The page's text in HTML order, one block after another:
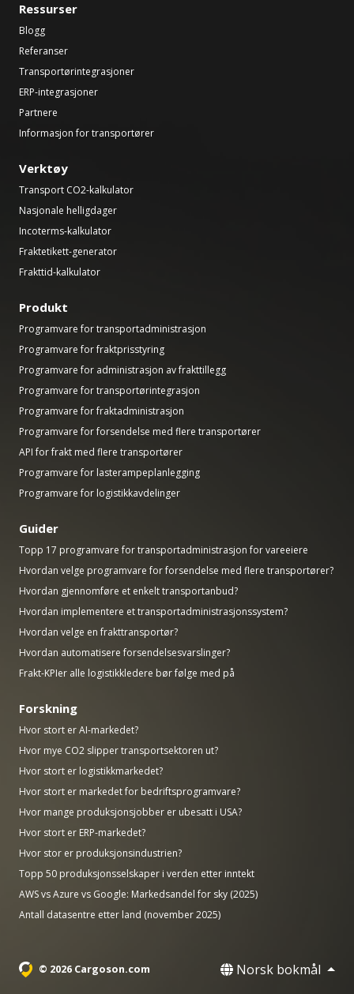
Ressurser
Blogg
Referanser
Transportørintegrasjoner
ERP-integrasjoner
Partnere
Informasjon for transportører
Verktøy
Transport CO2-kalkulator
Nasjonale helligdager
Incoterms-kalkulator
Fraktetikett-generator
Frakttid-kalkulator
Produkt
Programvare for transportadministrasjon
Programvare for fraktprisstyring
Programvare for administrasjon av frakttillegg
Programvare for transportørintegrasjon
Programvare for fraktadministrasjon
Programvare for forsendelse med flere transportører
API for frakt med flere transportører
Programvare for lasterampeplanlegging
Programvare for logistikkavdelinger
Guider
Topp 17 programvare for transportadministrasjon for vareeiere
Hvordan velge programvare for forsendelse med flere transportører?
Hvordan gjennomføre et enkelt transportanbud?
Hvordan implementere et transportadministrasjonssystem?
Hvordan velge en frakttransportør?
Hvordan automatisere forsendelsesvarslinger?
Frakt-KPIer alle logistikkledere bør følge med på
Forskning
Hvor stort er AI-markedet?
Hvor mye CO2 slipper transportsektoren ut?
Hvor stort er logistikkmarkedet?
Hvor stort er markedet for bedriftsprogramvare?
Hvor mange produksjonsjobber er ubesatt i USA?
Hvor stort er ERP-markedet?
Hvor stor er produksjonsindustrien?
Topp 50 produksjonsselskaper i verden etter inntekt
AWS vs Azure vs Google: Markedsandel for sky (2025)
Antall datasentre etter land (november 2025)
© 2026 Cargoson.com Norsk bokmål